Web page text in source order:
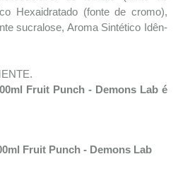
Hexaidratado (fonte de cromo),
sucralose, Aroma Sintético Idên-
Fruit Punch - Demons Lab é
Fruit Punch - Demons Lab